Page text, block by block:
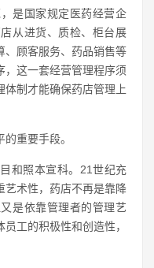
是国家规定医药经营企
从进货、质检、柜台展
、顾客服务、药品销售等
，这一套经营管理程序须
体制才能确保药店管理上
重要手段。
和照本宣科。21世纪充
艺术性，药店不再是靠降
是依靠管理者的管理艺
工的积极性和创造性，